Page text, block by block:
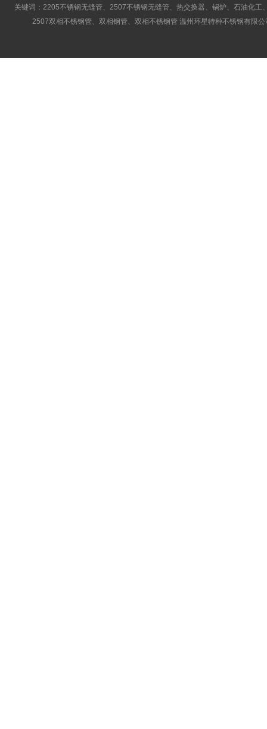
关键词：2205不锈钢无缝管、2507不锈钢无缝管、热交换器、锅炉、石油化
2507双相不锈钢管、双相钢管、双相不锈钢管 温州环星特种不锈钢有限